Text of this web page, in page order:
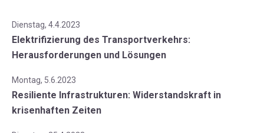
Dienstag, 4.4.2023
Elektrifizierung des Transportverkehrs:
Herausforderungen und Lösungen
Montag, 5.6.2023
Resiliente Infrastrukturen: Widerstandskraft in
krisenhaften Zeiten